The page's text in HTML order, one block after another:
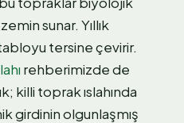
sunar. Yıllık
tersine çevirir.
rehberimizde de
killi toprak ıslahında
girdinin olgunlaşmış